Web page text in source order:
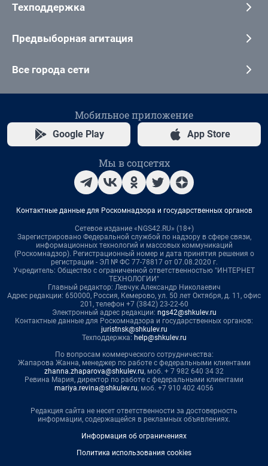
Техподдержка
Предвыборная агитация
Все города сети
Мобильное приложение
Google Play App Store
Мы в соцсетях
Контактные данные для Роскомнадзора и государственных органов
Сетевое издание «NGS42.RU» (18+)
Зарегистрировано Федеральной службой по надзору в сфере связи,
информационных технологий и массовых коммуникаций
(Роскомнадзор). Регистрационный номер и дата принятия решения о
регистрации - ЭЛ № ФС 77-78817 от 07.08.2020 г.
Учредитель: Общество с ограниченной ответственностью "ИНТЕРНЕТ
ТЕХНОЛОГИИ"
Главный редактор: Левчук Александр Николаевич
Адрес редакции: 650000, Россия, Кемерово, ул. 50 лет Октября, д. 11, офис
201, телефон +7 (3842) 23-22-60
Электронный адрес редакции: ngs42@shkulev.ru
Контактные данные для Роскомнадзора и государственных органов:
juristnsk@shkulev.ru
Техподдержка: help@shkulev.ru
По вопросам коммерческого сотрудничества:
Жапарова Жанна, менеджер по работе с федеральными клиентами
zhanna.zhaparova@shkulev.ru, моб. + 7 982 640 34 32
Ревина Мария, директор по работе с федеральными клиентами
mariya.revina@shkulev.ru, моб. +7 910 402 4056
Редакция сайта не несет ответственности за достоверность
информации, содержащейся в рекламных объявлениях.
Информация об ограничениях
Политика использования cookies